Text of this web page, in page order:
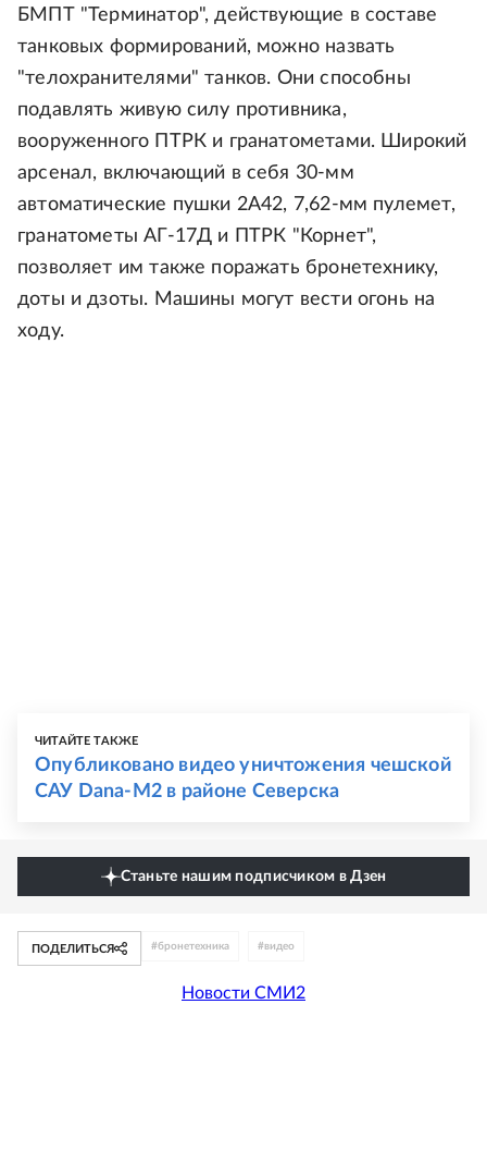
БМПТ "Терминатор", действующие в составе
танковых формирований, можно назвать
"телохранителями" танков. Они способны
подавлять живую силу противника,
вооруженного ПТРК и гранатометами. Широкий
арсенал, включающий в себя 30-мм
автоматические пушки 2А42, 7,62-мм пулемет,
гранатометы АГ-17Д и ПТРК "Корнет",
позволяет им также поражать бронетехнику,
доты и дзоты. Машины могут вести огонь на
ходу.
ЧИТАЙТЕ ТАКЖЕ
Опубликовано видео уничтожения чешской
САУ Dana-M2 в районе Северска
Станьте нашим подписчиком в Дзен
ПОДЕЛИТЬСЯ #бронетехника #видео
Новости СМИ2